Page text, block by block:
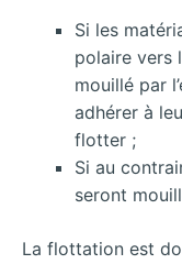
Si les
polaire vers
mouillé par
adhérer à
flotter ;
Si au
seront
La flottation est